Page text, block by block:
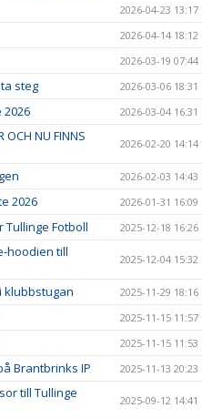
2026-04-23 13:17
2026-04-14 18:12
2026-03-19 07:44
steg 2026-03-06 18:31
2026-03-04 16:31
OCH NU FINNS
2026-02-20 14:14
2026-02-03 14:43
2026 2026-01-31 16:09
Fotboll 2025-12-18 16:26
hoodien till
2025-12-04 15:32
klubbstugan 2025-11-29 18:16
2025-11-15 11:57
2025-11-15 11:53
Brantbrinks IP 2025-11-13 20:23
till Tullinge
2025-09-12 14:41